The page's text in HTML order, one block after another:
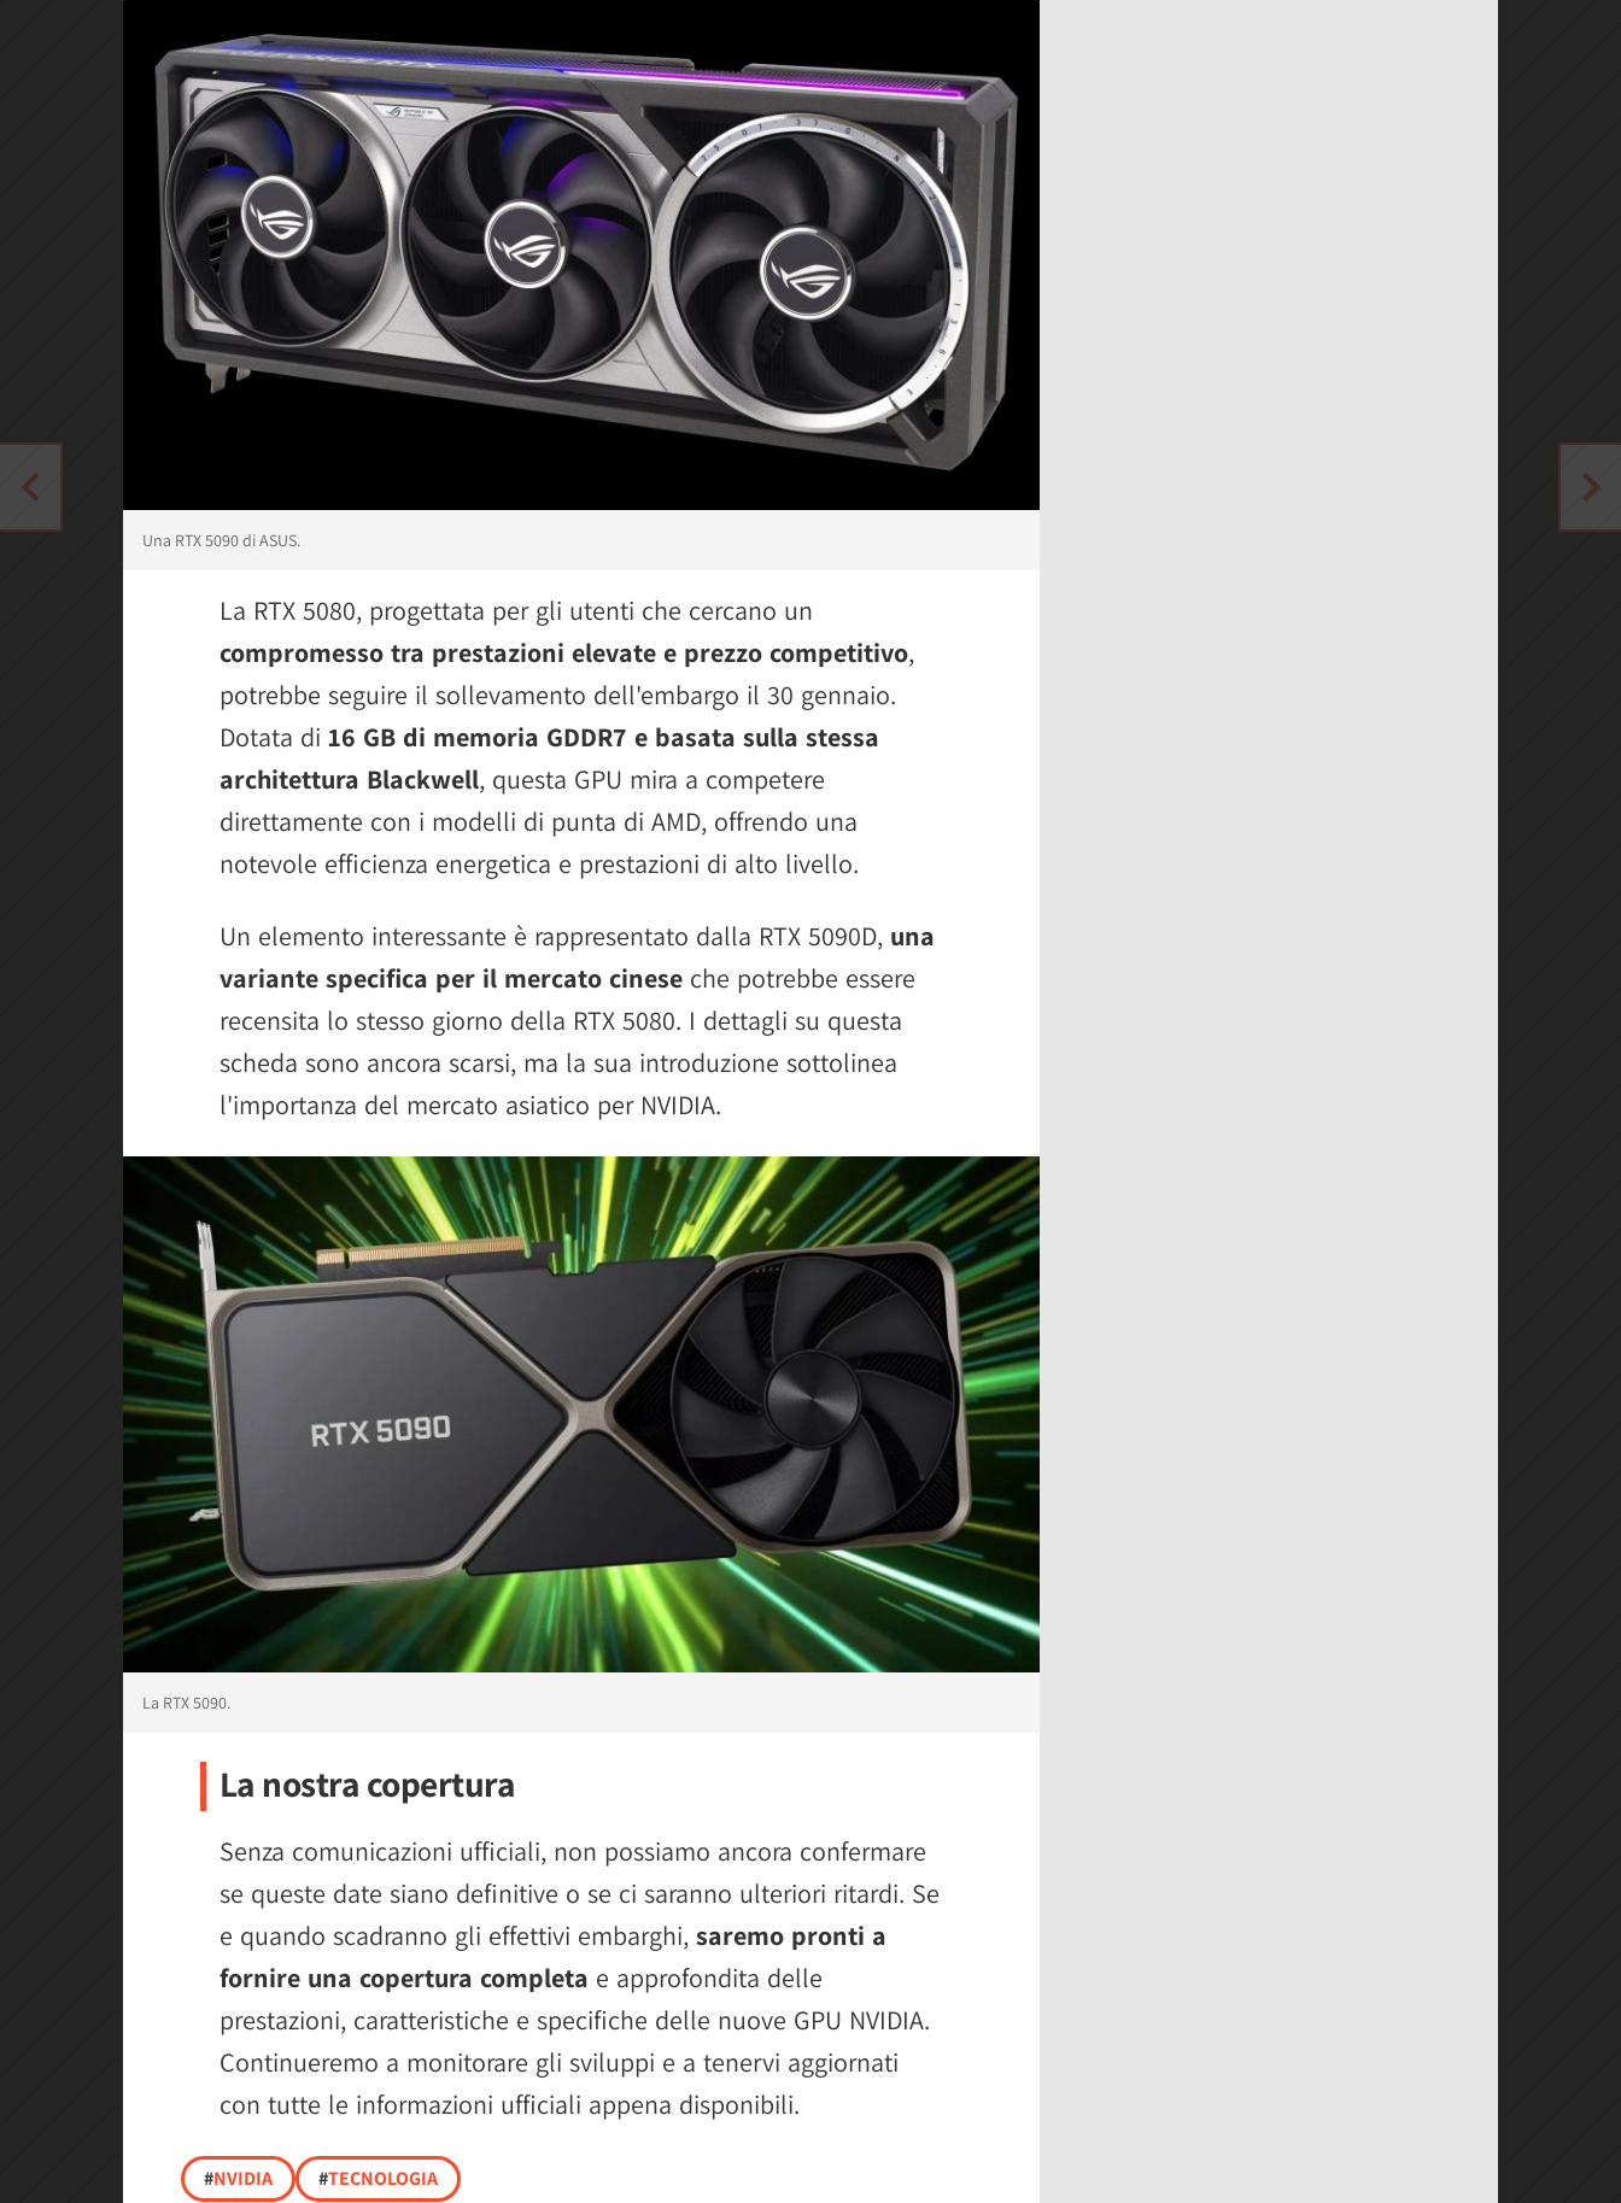
Una RTX 5090 di ASUS.
La RTX 5080, progettata per gli utenti che cercano un
compromesso tra prestazioni elevate e prezzo competitivo,
potrebbe seguire il sollevamento dell'embargo il 30 gennaio.
Dotata di 16 GB di memoria GDDR7 e basata sulla stessa
architettura Blackwell, questa GPU mira a competere
direttamente con i modelli di punta di AMD, offrendo una
notevole efficienza energetica e prestazioni di alto livello.
Un elemento interessante è rappresentato dalla RTX 5090D, una
variante specifica per il mercato cinese che potrebbe essere
recensita lo stesso giorno della RTX 5080. I dettagli su questa
scheda sono ancora scarsi, ma la sua introduzione sottolinea
l'importanza del mercato asiatico per NVIDIA.
La RTX 5090.
La nostra copertura
Senza comunicazioni ufficiali, non possiamo ancora confermare
se queste date siano definitive o se ci saranno ulteriori ritardi. Se
e quando scadranno gli effettivi embarghi, saremo pronti a
fornire una copertura completa e approfondita delle
prestazioni, caratteristiche e specifiche delle nuove GPU NVIDIA.
Continueremo a monitorare gli sviluppi e a tenervi aggiornati
con tutte le informazioni ufficiali appena disponibili.
#NVIDIA #TECNOLOGIA